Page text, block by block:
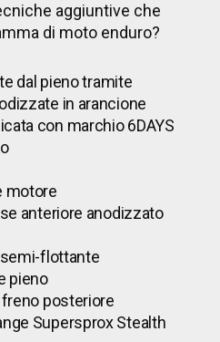
aggiuntive che
di moto enduro?
dal pieno tramite
in arancione
con marchio 6DAYS
motore
anteriore anodizzato
flottante
pieno
posteriore
Supersprox Stealth